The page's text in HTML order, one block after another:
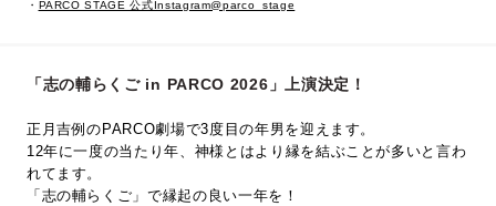
・ PARCO STAGE 公式Instagram@parco_stage
「志の輔らくご in PARCO 2026」上演決定！
正月吉例のPARCO劇場で3度目の年男を迎えます。
12年に一度の当たり年、神様とはより縁を結ぶことが多いと言わ
れてます。
「志の輔らくご」で縁起の良い一年を！